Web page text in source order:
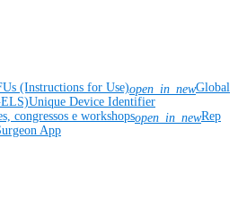
(Instructions for Use)open_in_newGlobal
Unique Device Identifier
congressos e workshopsopen_in_newRep
App